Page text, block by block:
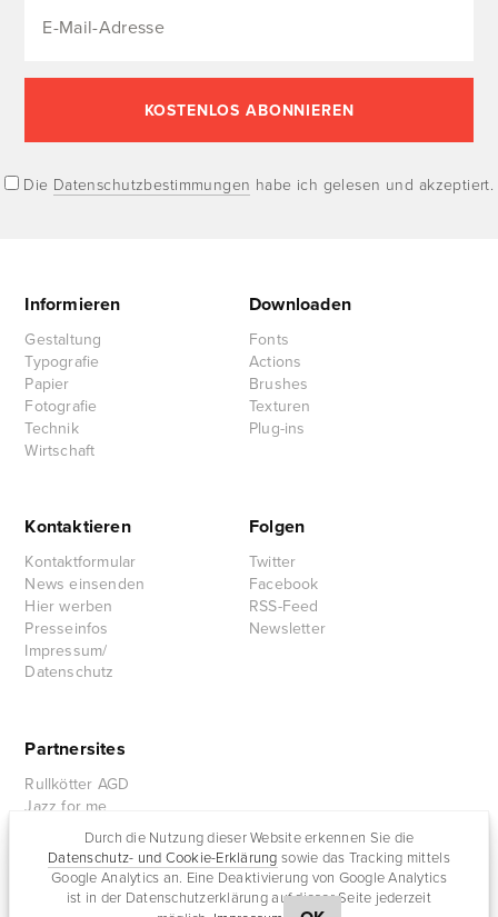
Durch die Nutzung dieser Website erkennen Sie die
Datenschutz- und Cookie-Erklärung sowie das Tracking mittels
Google Analytics an. Eine Deaktivierung von Google Analytics
ist in der Datenschutzerklärung auf dieser Seite jederzeit
Die Datenschutzbestimmungen habe ich gelesen und akzeptiert.
Informieren
Gestaltung
Typografie
Papier
Fotografie
Technik
Wirtschaft
Downloaden
Fonts
Actions
Brushes
Texturen
Plug-ins
Kontaktieren
Kontaktformular
News einsenden
Hier werben
Presseinfos
Impressum/
Datenschutz
Folgen
Twitter
Facebook
RSS-Feed
Newsletter
Partnersites
Rullkötter AGD
Jazz for me